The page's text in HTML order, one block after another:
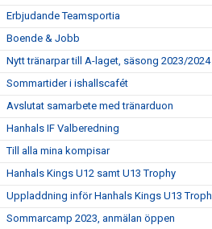
Erbjudande Teamsportia
Boende & Jobb
Nytt tränarpar till A-laget, säsong 2023/2024
Sommartider i ishallscafét
Avslutat samarbete med tränarduon
Hanhals IF Valberedning
Till alla mina kompisar
Hanhals Kings U12 samt U13 Trophy
Uppladdning inför Hanhals Kings U13
Sommarcamp 2023, anmälan öppen